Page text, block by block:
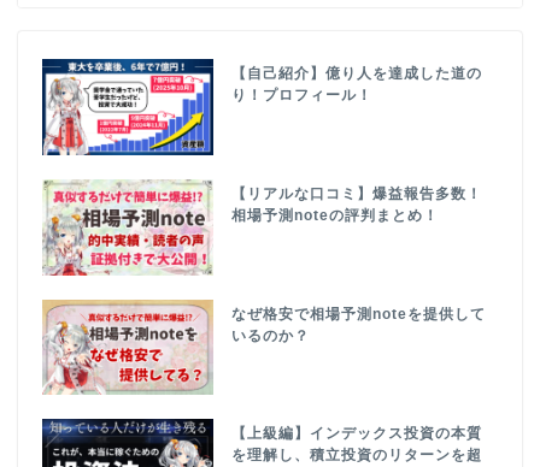
【自己紹介】億り人を達成した道の
り！プロフィール！
【リアルな口コミ】爆益報告多数！
相場予測noteの評判まとめ！
なぜ格安で相場予測noteを提供して
いるのか？
【上級編】インデックス投資の本質
を理解し、積立投資のリターンを超